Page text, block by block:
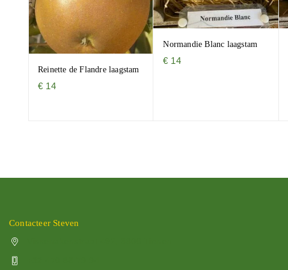
Reinette de Flandre laagstam
€ 14
Normandie Blanc laagstam
€ 14
Contacteer Steven